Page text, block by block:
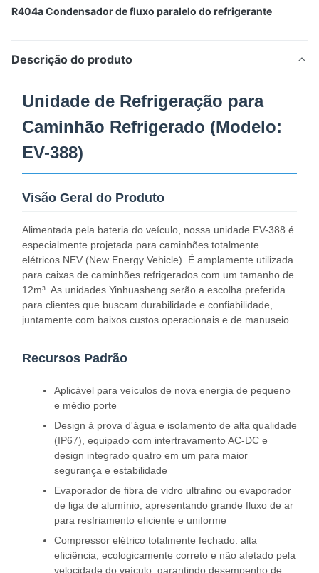
R404a Condensador de fluxo paralelo do refrigerante
Descrição do produto
Unidade de Refrigeração para
Caminhão Refrigerado (Modelo:
EV-388)
Visão Geral do Produto
Alimentada pela bateria do veículo, nossa unidade EV-388 é
especialmente projetada para caminhões totalmente
elétricos NEV (New Energy Vehicle). É amplamente utilizada
para caixas de caminhões refrigerados com um tamanho de
12m³. As unidades Yinhuasheng serão a escolha preferida
para clientes que buscam durabilidade e confiabilidade,
juntamente com baixos custos operacionais e de manuseio.
Recursos Padrão
Aplicável para veículos de nova energia de pequeno
e médio porte
Design à prova d'água e isolamento de alta qualidade
(IP67), equipado com intertravamento AC-DC e
design integrado quatro em um para maior
segurança e estabilidade
Evaporador de fibra de vidro ultrafino ou evaporador
de liga de alumínio, apresentando grande fluxo de ar
para resfriamento eficiente e uniforme
Compressor elétrico totalmente fechado: alta
eficiência, ecologicamente correto e não afetado pela
velocidade do veículo, garantindo desempenho de